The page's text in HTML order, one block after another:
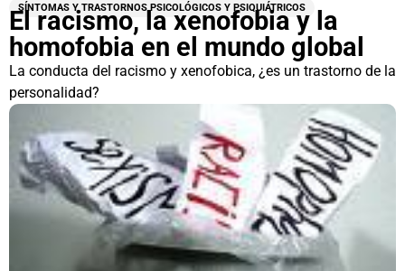
SÍNTOMAS Y TRASTORNOS PSICOLÓGICOS Y PSIQUIÁTRICOS
El racismo, la xenofobia y la
homofobia en el mundo global
La conducta del racismo y xenofobica, ¿es un trastorno de la
personalidad?